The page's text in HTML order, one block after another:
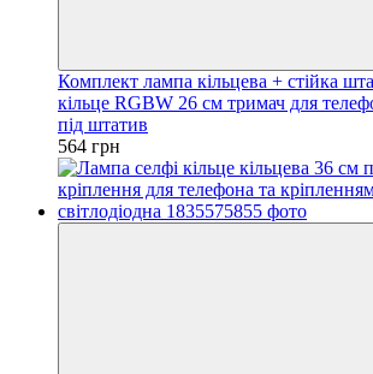
Комплект лампа кільцева + стійка
кільце RGBW 26 см тримач для
під штатив
564 грн